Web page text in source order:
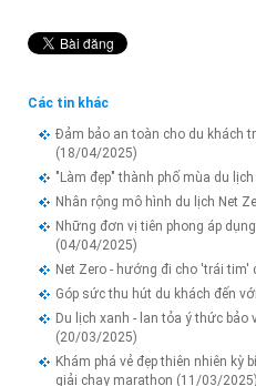
Các tin khác
Đảm bảo an toàn cho du khách
(18/04/2025)
"Làm đẹp" thành phố mùa du lịch
Nhân rộng mô hình du lịch Net
Những đơn vị tiên phong áp
(04/04/2025)
Net Zero - hướng đi cho 'trái tim'
Góp sức thu hút du khách đến
Du lịch xanh - lan tỏa ý thức
(20/03/2025)
Khám phá vẻ đẹp thiên nhiên kỳ
giải chạy marathon (11/03/2025)